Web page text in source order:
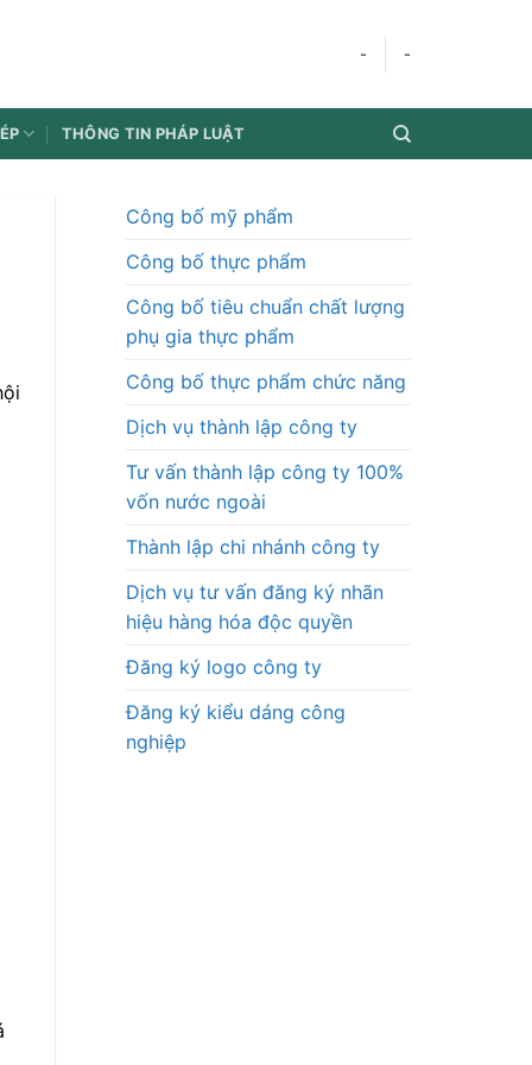
- -
THÔNG TIN PHÁP LUẬT
Công bố mỹ phẩm
Công bố thực phẩm
Công bố tiêu chuẩn chất lượng
phụ gia thực phẩm
Công bố thực phẩm chức năng
Dịch vụ thành lập công ty
Tư vấn thành lập công ty 100%
vốn nước ngoài
Thành lập chi nhánh công ty
Dịch vụ tư vấn đăng ký nhãn
hiệu hàng hóa độc quyền
Đăng ký logo công ty
Đăng ký kiểu dáng công
nghiệp